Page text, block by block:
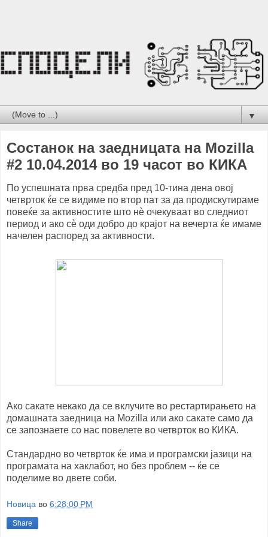
▼
Состанок на заедницата на Mozilla
#2 10.04.2014 во 19 часот во КИКА
По успешната прва средба пред 10-тина дена овој
четврток ќе се видиме по втор пат за да продискутираме
повеќе за активностите што нѐ очекуваат во следниот
период и ако сѐ оди добро до крајот на вечерта ќе имаме
начелен распоред за активности.
Ако сакате некако да се вклучите во рестартирањето на
домашната заедница на Mоzilla или ако сакате само да
се запознаете со нас повелете во четврток во КИКА.
Стандардно во четврток ќе има и програмски јазици на
програмата на хаклабот, но без проблем -- ќе се
поделиме во двете соби.
Новица во 6:28:00 PM
Share